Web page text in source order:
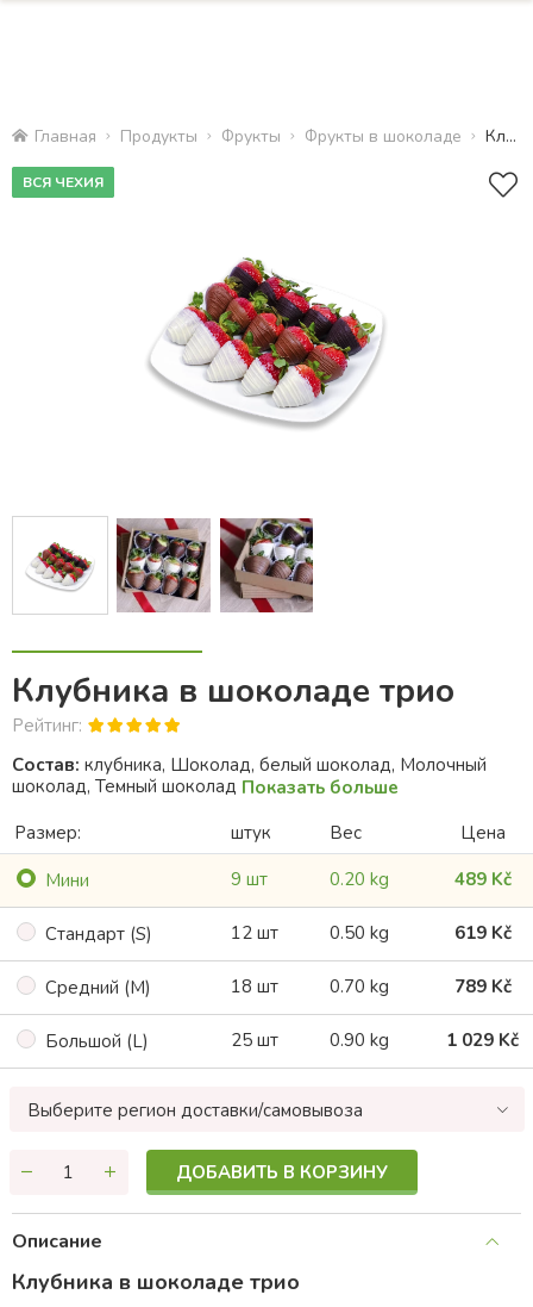
Главная Продукты Фрукты Фрукты в шоколаде Клубничный трио
ВСЯ ЧЕХИЯ
Клубника в шоколаде трио
Рейтинг:
Состав: клубника, Шоколад, белый шоколад, Молочный
шоколад, Темный шоколад Показать больше
Размер:
штук Bес
Цена
Mини
9 шт 0.20 kg 489 Kč
Cтандарт (S) 12 шт 0.50 kg 619 Kč
Cредний (M) 18 шт 0.70 kg 789 Kč
Большой (L) 25 шт 0.90 kg 1 029 Kč
Выберите регион доставки/самовывоза
ДОБАВИТЬ В КОРЗИНУ
Описание
Клубника в шоколаде трио